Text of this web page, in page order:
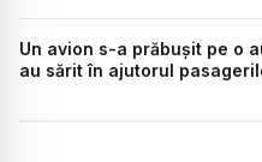
Un avion s-a prăbușit pe o
au sărit în ajutorul